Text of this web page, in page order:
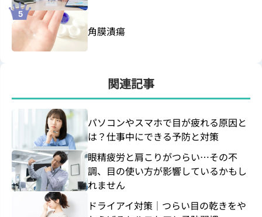
角膜潰瘍
関連記事
パソコンやスマホで目が疲れる原因と
は？仕事中にできる予防と対策
眼精疲労と肩こりがつらい…その不
調、目の使い方が影響しているかもし
れません
ドライアイ対策｜つらい目の乾きをや